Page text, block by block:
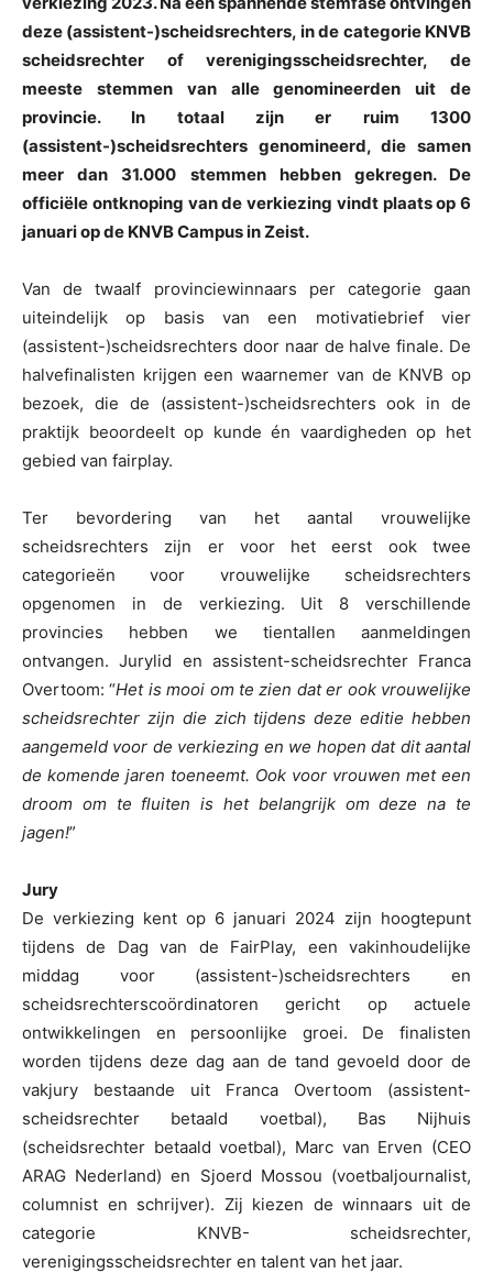
deze (assistent-)scheidsrechters, in de categorie KNVB
scheidsrechter of verenigingsscheidsrechter, de
meeste stemmen van alle genomineerden uit de
provincie. In totaal zijn er ruim 1300
(assistent-)scheidsrechters genomineerd, die samen
meer dan 31.000 stemmen hebben gekregen. De
officiële ontknoping van de verkiezing vindt plaats op 6
januari op de KNVB Campus in Zeist.
Van de twaalf provinciewinnaars per categorie gaan
uiteindelijk op basis van een motivatiebrief vier
(assistent-)scheidsrechters door naar de halve finale. De
halvefinalisten krijgen een waarnemer van de KNVB op
bezoek, die de (assistent-)scheidsrechters ook in de
praktijk beoordeelt op kunde én vaardigheden op het
gebied van fairplay.
Ter bevordering van het aantal vrouwelijke
scheidsrechters zijn er voor het eerst ook twee
categorieën voor vrouwelijke scheidsrechters
opgenomen in de verkiezing. Uit 8 verschillende
provincies hebben we tientallen aanmeldingen
ontvangen. Jurylid en assistent-scheidsrechter Franca
Overtoom: “Het is mooi om te zien dat er ook vrouwelijke
scheidsrechter zijn die zich tijdens deze editie hebben
aangemeld voor de verkiezing en we hopen dat dit aantal
de komende jaren toeneemt. Ook voor vrouwen met een
droom om te fluiten is het belangrijk om deze na te
jagen!”
Jury
De verkiezing kent op 6 januari 2024 zijn hoogtepunt
tijdens de Dag van de FairPlay, een vakinhoudelijke
middag voor (assistent-)scheidsrechters en
scheidsrechterscoördinatoren gericht op actuele
ontwikkelingen en persoonlijke groei. De finalisten
worden tijdens deze dag aan de tand gevoeld door de
vakjury bestaande uit Franca Overtoom (assistent-
scheidsrechter betaald voetbal), Bas Nijhuis
(scheidsrechter betaald voetbal), Marc van Erven (CEO
ARAG Nederland) en Sjoerd Mossou (voetbaljournalist,
columnist en schrijver). Zij kiezen de winnaars uit de
categorie KNVB- scheidsrechter,
verenigingsscheidsrechter en talent van het jaar.